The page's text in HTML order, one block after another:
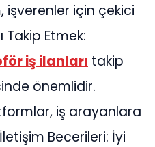
işverenler için çekici
Takip Etmek:
iş ilanları takip
önemlidir.
iş arayanlara
Becerileri: İyi